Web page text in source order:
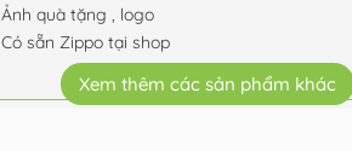
Ảnh quà tặng , logo
Có sẵn Zippo tại shop
Xem thêm các sản phẩm khác